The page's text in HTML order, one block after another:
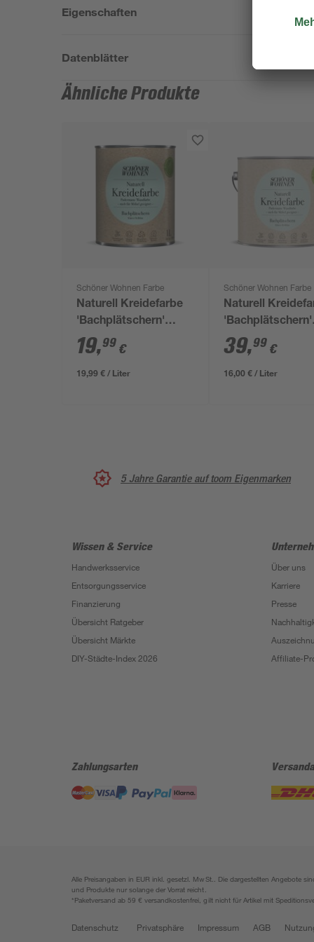
Eigenschaften
Datenblätter
Ähnliche Produkte
Schöner Wohnen Farbe
Naturell Kreidefarbe
'Bachplätschern'
hellblau matt 1 l
19,99 €
19,99 € / Liter
Schöner Wohnen Farbe
Naturell
'Bachplätschern'
hellblau matt 2,5 l
39,99 €
16,00 € / Liter
5 Jahre Garantie auf toom Eigenmarken
Wissen & Service
Handwerksservice
Entsorgungsservice
Finanzierung
Übersicht Ratgeber
Übersicht Märkte
DIY-Städte-Index 2026
Über uns
Karriere
Presse
Affiliate-
Zahlungsarten
Alle Preisangaben in EUR inkl. gesetzl. MwSt.. Die dargestellten Angebote
und Produkte nur solange der Vorrat reicht.
*Paketversand ab 59 € versandkostenfrei, gilt nicht für Artikel mit
Datenschutz Privatsphäre Impressum AGB